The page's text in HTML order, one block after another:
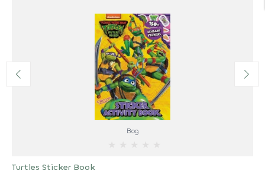
Bog
Turtles Sticker Book